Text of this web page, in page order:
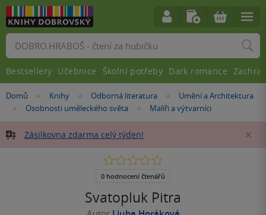
Nacházíte
Domů »Knihy »Odborná literatura »Umění a Architektura
»
Osobnosti uměleckého světa »
Malíři a výtvarníci
Zásilkovna zdarma celý týden!
Svatopluk Pitra
0.0
5
0 hodnocení čtenářů
Vyhledávání
Bestsellery Učebnice Školní potřeby Dark romance